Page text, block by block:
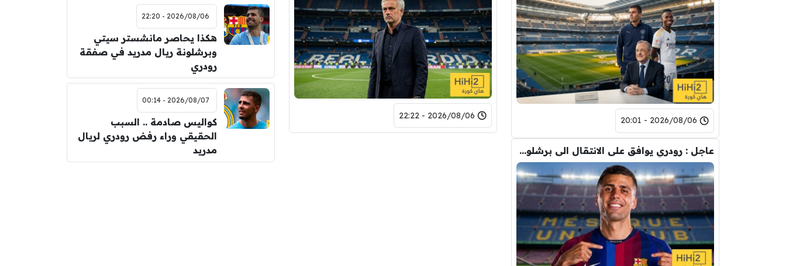
2026/08/06 - 20:01
2026/08/06 - 22:22
عاجل : رودري يوافق على الانتقال الى برشلونة.. 3 أسباب وراء قراره
2026/08/06 - 22:20
هكذا يحاصر مانشستر سيتي
وبرشلونة ريال مدريد في صفقة
رودري
2026/08/07 - 00:14
كواليس صادمة .. السبب
الحقيقي وراء رفض رودري لريال
مدريد